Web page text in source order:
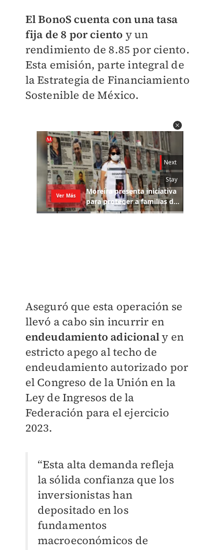
El BonoS cuenta con una tasa
fija de 8 por ciento y un
rendimiento de 8.85 por ciento.
Esta emisión, parte integral de
la Estrategia de Financiamiento
Sostenible de México.
Aseguró que esta operación se
llevó a cabo sin incurrir en
endeudamiento adicionaly en
estricto apego al techo de
endeudamiento autorizado por
el Congreso de la Unión en la
Ley de Ingresos de la
Federación para el ejercicio
2023.
“Esta alta demanda refleja
la sólida confianza que los
inversionistas han
depositado en los
fundamentos
macroeconómicos de